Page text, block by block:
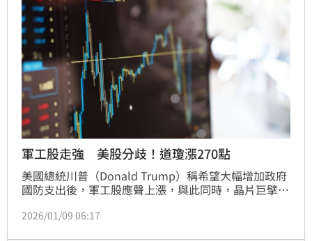
軍工股走強 美股分歧！道瓊漲270點
美國總統川普（Donald Trump）稱希望大幅增加政府
國防支出後，軍工股應聲上漲，與此同時，晶片巨擘輝
歧。
2026/01/09 06:17